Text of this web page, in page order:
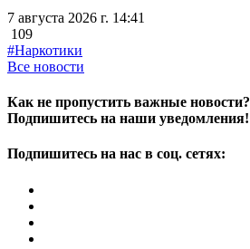
7 августа 2026 г. 14:41
109
#Наркотики
Все новости
Как не пропустить важные новости?
Подпишитесь на наши уведомления!
Подпишитесь на нас в соц. сетях: